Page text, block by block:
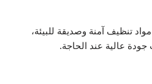
تنظيف آمنة وصديقة للبيئة،
جودة عالية عند الحاجة.